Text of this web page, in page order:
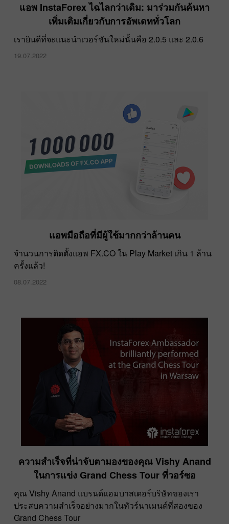
โอลิมปิกฤดูหนาว 2022
รวดเร็วขึ้น ทะยานขึ้น แข็งแกร่งขึ้นไปพร้อมกัน
11.02.2022
แอพ InstaForex ไฉไลกว่าเดิม: มาร่วมกันค้นหา
เพิ่มเติมเกี่ยวกับการอัพเดททั่วโลก
เรายินดีที่จะแนะนำเวอร์ชันใหม่นั้นคือ 2.0.5 และ 2.0.6
19.07.2022
แอพมือถือที่มีผู้ใช้มากกว่าล้านคน
จำนวนการติดตั้งแอพ FX.CO ใน Play Market เกิน 1 ล้าน
ครั้งแล้ว!
08.07.2022
ความสำเร็จที่น่าจับตามองของคุณ Vishy Anand
ในการแข่ง Grand Chess Tour ที่วอร์ซอ
คุณ Vishy Anand แบรนด์แอมบาสเดอร์บริษัทของเรา
ประสบความสำเร็จอย่างมากในทัวร์นาเมนต์ที่สองของ
Grand Chess Tour